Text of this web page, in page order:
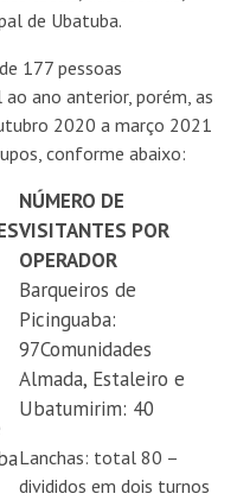
de Ubatuba.
177 pessoas
ano anterior, porém, as
2020 a março 2021
conforme abaixo:
NÚMERO DE
VISITANTES POR
OPERADOR
Barqueiros de
Picinguaba:
97Comunidades
Almada, Estaleiro e
Ubatumirim: 40
Lanchas: total 80 –
divididos em dois turnos